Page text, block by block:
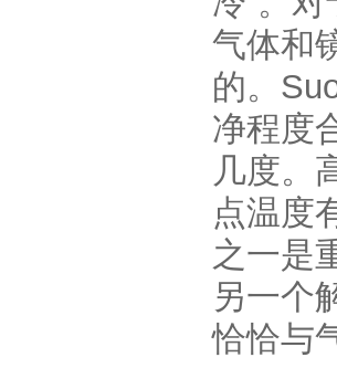
气体和
的。
净程度
几度。
点温度
之一是
另一个
恰恰与